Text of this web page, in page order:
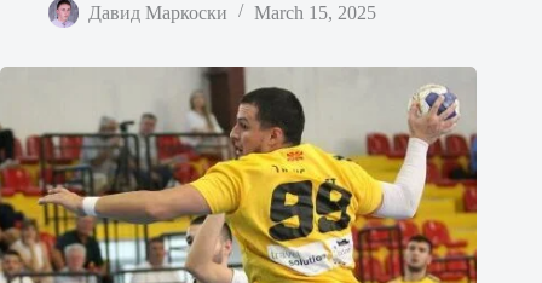
Давид Маркоски March 15, 2025